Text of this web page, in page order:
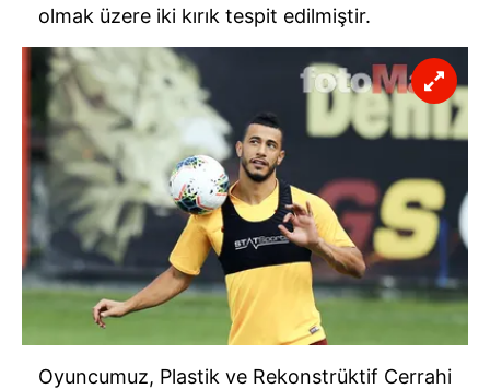
olmak üzere iki kırık tespit edilmiştir.
Oyuncumuz, Plastik ve Rekonstrüktif Cerrahi